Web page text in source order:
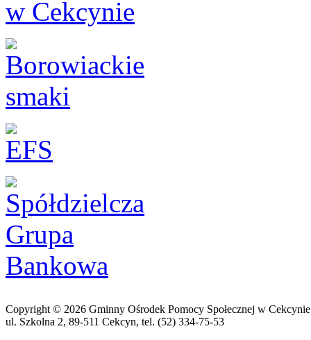
Copyright © 2026 Gminny Ośrodek Pomocy Społecznej w Cekcynie
ul. Szkolna 2, 89-511 Cekcyn, tel. (52) 334-75-53